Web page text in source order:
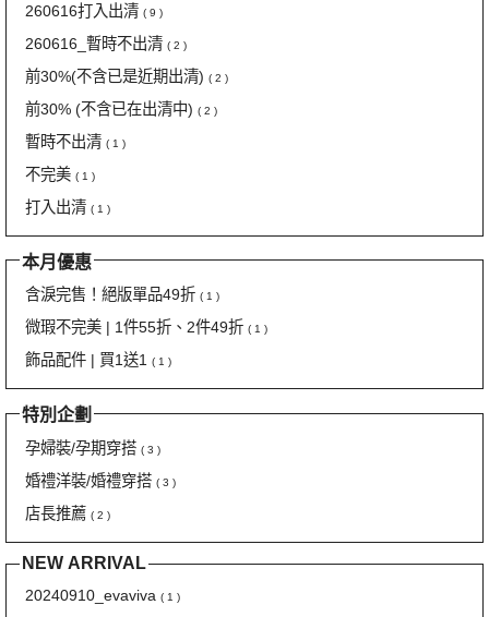
260616打入出清 ( 9 )
260616_暫時不出清 ( 2 )
前30%(不含已是近期出清) ( 2 )
前30% (不含已在出清中) ( 2 )
暫時不出清 ( 1 )
不完美 ( 1 )
打入出清 ( 1 )
本月優惠
含淚完售！絕版單品49折 ( 1 )
微瑕不完美 | 1件55折、2件49折 ( 1 )
飾品配件 | 買1送1 ( 1 )
特別企劃
孕婦裝/孕期穿搭 ( 3 )
婚禮洋裝/婚禮穿搭 ( 3 )
店長推薦 ( 2 )
NEW ARRIVAL
20240910_evaviva ( 1 )